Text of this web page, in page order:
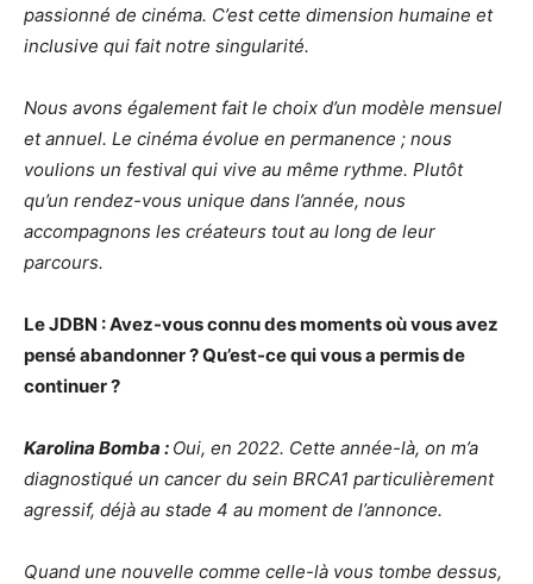
passionné de cinéma. C’est cette dimension humaine et
inclusive qui fait notre singularité.
Nous avons également fait le choix d’un modèle mensuel
et annuel. Le cinéma évolue en permanence ; nous
voulions un festival qui vive au même rythme. Plutôt
qu’un rendez-vous unique dans l’année, nous
accompagnons les créateurs tout au long de leur
parcours.
Le JDBN : Avez-vous connu des moments où vous avez
pensé abandonner ? Qu’est-ce qui vous a permis de
continuer ?
Karolina Bomba : Oui, en 2022. Cette année-là, on m’a
diagnostiqué un cancer du sein BRCA1 particulièrement
agressif, déjà au stade 4 au moment de l’annonce.
Quand une nouvelle comme celle-là vous tombe dessus,